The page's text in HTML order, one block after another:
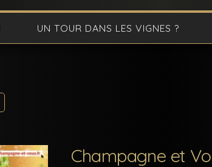
UN TOUR DANS LES VIGNES ?
Champagne et